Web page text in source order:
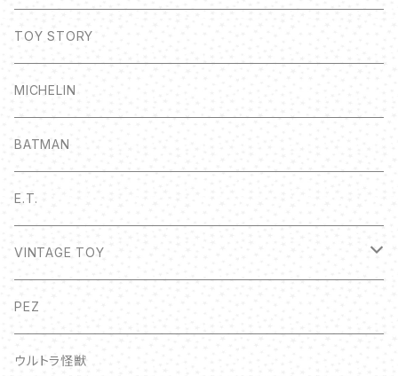
TOY STORY
MICHELIN
BATMAN
E.T.
VINTAGE TOY
ボトルキャップ
PEZ
ウルトラ怪獣